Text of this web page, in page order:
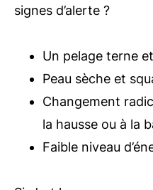
signes d’alerte ?
Un pelage terne
Peau sèche et
Changement
la hausse ou à la
Faible niveau